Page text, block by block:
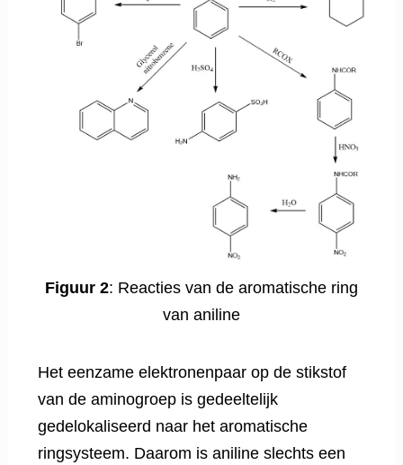
Figuur 2: Reacties van de aromatische ring
van aniline
Het eenzame elektronenpaar op de stikstof
van de aminogroep is gedeeltelijk
gedelokaliseerd naar het aromatische
ringsysteem. Daarom is aniline slechts een